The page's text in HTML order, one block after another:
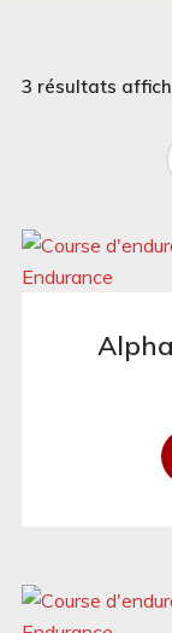
3 résultats